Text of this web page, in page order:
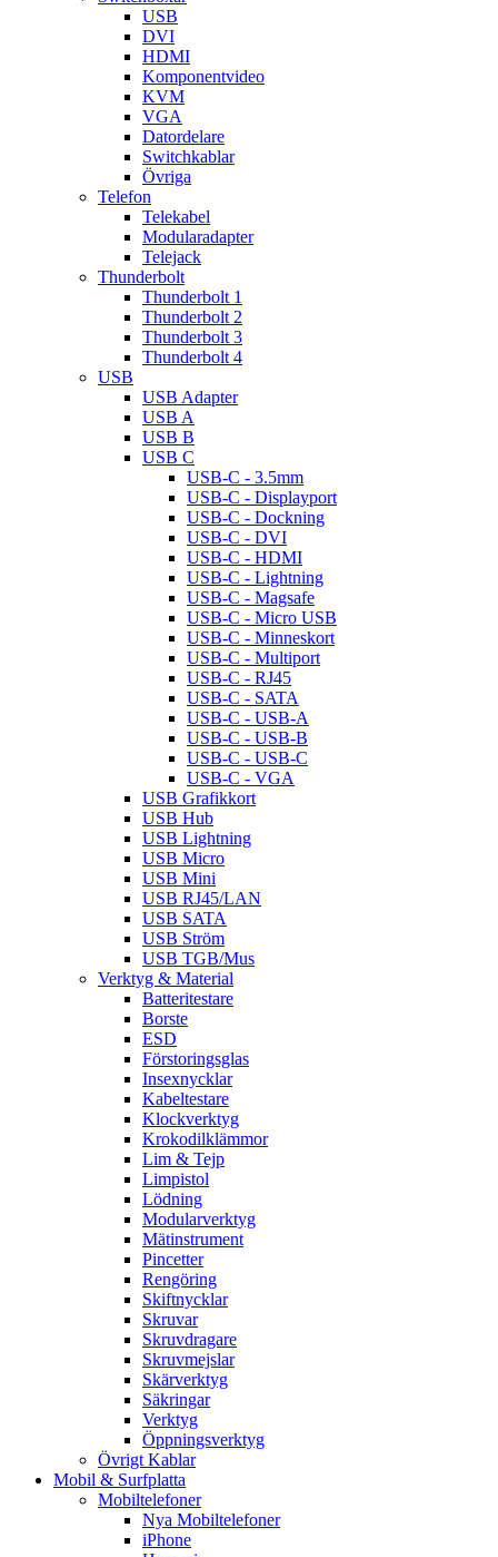
USB
DVI
HDMI
Komponentvideo
KVM
VGA
Datordelare
Switchkablar
Övriga
Telefon
Telekabel
Modularadapter
Telejack
Thunderbolt
Thunderbolt 1
Thunderbolt 2
Thunderbolt 3
Thunderbolt 4
USB
USB Adapter
USB A
USB B
USB C
USB-C - 3.5mm
USB-C - Displayport
USB-C - Dockning
USB-C - DVI
USB-C - HDMI
USB-C - Lightning
USB-C - Magsafe
USB-C - Micro USB
USB-C - Minneskort
USB-C - Multiport
USB-C - RJ45
USB-C - SATA
USB-C - USB-A
USB-C - USB-B
USB-C - USB-C
USB-C - VGA
USB Grafikkort
USB Hub
USB Lightning
USB Micro
USB Mini
USB RJ45/LAN
USB SATA
USB Ström
USB TGB/Mus
Verktyg & Material
Batteritestare
Borste
ESD
Förstoringsglas
Insexnycklar
Kabeltestare
Klockverktyg
Krokodilklämmor
Lim & Tejp
Limpistol
Lödning
Modularverktyg
Mätinstrument
Pincetter
Rengöring
Skiftnycklar
Skruvar
Skruvdragare
Skruvmejslar
Skärverktyg
Säkringar
Verktyg
Öppningsverktyg
Övrigt Kablar
Mobil & Surfplatta
Mobiltelefoner
Nya Mobiltelefoner
iPhone